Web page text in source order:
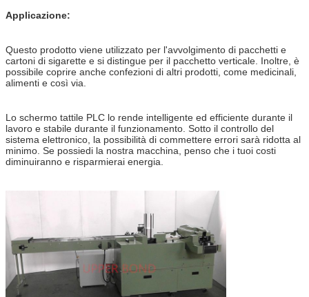
Applicazione:
Questo prodotto viene utilizzato per l'avvolgimento di pacchetti e
cartoni di sigarette e si distingue per il pacchetto verticale. Inoltre, è
possibile coprire anche confezioni di altri prodotti, come medicinali,
alimenti e così via.
Lo schermo tattile PLC lo rende intelligente ed efficiente durante il
lavoro e stabile durante il funzionamento. Sotto il controllo del
sistema elettronico, la possibilità di commettere errori sarà ridotta al
minimo. Se possiedi la nostra macchina, penso che i tuoi costi
diminuiranno e risparmierai energia.